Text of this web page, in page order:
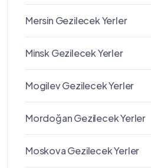
Mersin Gezilecek Yerler
Minsk Gezilecek Yerler
Mogilev Gezilecek Yerler
Mordoğan Gezilecek Yerler
Moskova Gezilecek Yerler